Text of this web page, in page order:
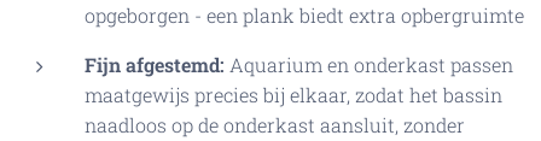
opgeborgen - een plank biedt extra opbergruimte
Fijn afgestemd: Aquarium en onderkast passen
maatgewijs precies bij elkaar, zodat het bassin
naadloos op de onderkast aansluit, zonder